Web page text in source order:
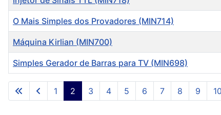
Artigos
O Mais Simples dos Provadores (MIN714)
Máquina Kirlian (MIN700)
Simples Gerador de Barras para TV (MIN698)
1 2 3 4 5 6 7 8 9 10